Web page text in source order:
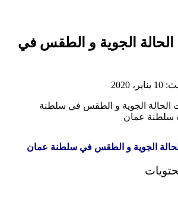
الجوية و الطقس في
2020
الجوية و الطقس في سلطنة عمان